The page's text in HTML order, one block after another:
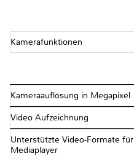
Kamerafunktionen
Kameraauflösung in Megapixel
Video Aufzeichnung
Unterstützte Video-Formate für
Mediaplayer